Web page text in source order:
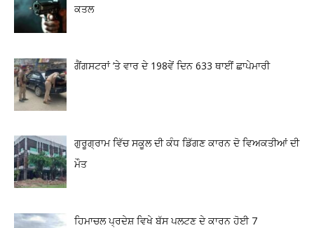
ਕਤਲ
ਗੈਂਗਸਟਰਾਂ ’ਤੇ ਵਾਰ ਦੇ 198ਵੇਂ ਦਿਨ 633 ਥਾਈਂ ਛਾਪੇਮਾਰੀ
ਗੁਰੂਗ੍ਰਾਮ ਵਿੱਚ ਸਕੂਲ ਦੀ ਕੰਧ ਡਿੱਗਣ ਕਾਰਨ ਦੋ ਵਿਅਕਤੀਆਂ ਦੀ
ਮੌਤ
ਹਿਮਾਚਲ ਪ੍ਰਦੇਸ਼ ਵਿਖੇ ਬੱਸ ਪਲਟਣ ਦੇ ਕਾਰਨ ਹੋਈ 7